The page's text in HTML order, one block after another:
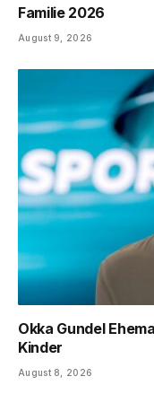
Familie 2026
August 9, 2026
Okka Gundel
Kinder
August 8, 2026